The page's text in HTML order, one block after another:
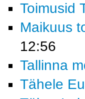
Toimusid
Maikuus
12:56
Tallinna
Tähele